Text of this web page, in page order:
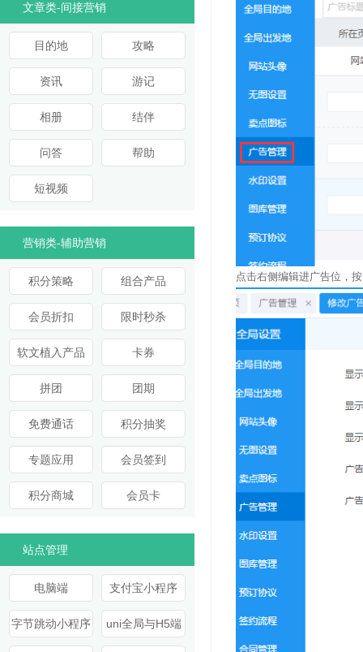
文章类-间接营销
目的地 攻略
资讯 游记
相册 结伴
问答 帮助
短视频
营销类-辅助营销
积分策略 组合产品
会员折扣 限时秒杀
软文植入产品 卡券
拼团 团期
免费通话 积分抽奖
专题应用 会员签到
积分商城 会员卡
站点管理
电脑端 支付宝小程序
字节跳动小程序 uni全局与H5端
点击右侧编辑进广告位，